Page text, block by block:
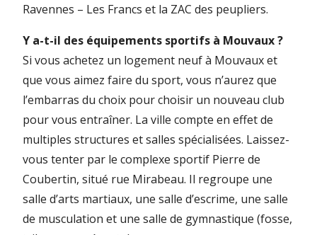
Ravennes – Les Francs et la ZAC des peupliers.
Y a-t-il des équipements sportifs à Mouvaux ?
Si vous achetez un logement neuf à Mouvaux et
que vous aimez faire du sport, vous n’aurez que
l’embarras du choix pour choisir un nouveau club
pour vous entraîner. La ville compte en effet de
multiples structures et salles spécialisées. Laissez-
vous tenter par le complexe sportif Pierre de
Coubertin, situé rue Mirabeau. Il regroupe une
salle d’arts martiaux, une salle d’escrime, une salle
de musculation et une salle de gymnastique (fosse,